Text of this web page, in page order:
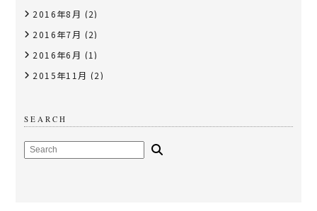
2016年8月 (2)
2016年7月 (2)
2016年6月 (1)
2015年11月 (2)
SEARCH